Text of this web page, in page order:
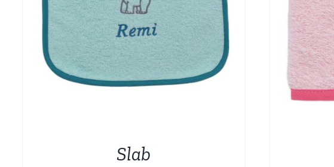
Slab
MEERDERE
VARIATIES.
DEZE
OPTIE
KAN
GEKOZEN
WORDEN